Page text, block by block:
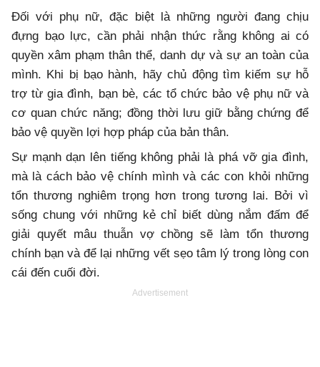
Đối với phụ nữ, đặc biệt là những người đang chịu
đựng bạo lực, cần phải nhận thức rằng không ai có
quyền xâm phạm thân thể, danh dự và sự an toàn của
mình. Khi bị bạo hành, hãy chủ động tìm kiếm sự hỗ
trợ từ gia đình, bạn bè, các tổ chức bảo vệ phụ nữ và
cơ quan chức năng; đồng thời lưu giữ bằng chứng để
bảo vệ quyền lợi hợp pháp của bản thân.
Sự mạnh dạn lên tiếng không phải là phá vỡ gia đình,
mà là cách bảo vệ chính mình và các con khỏi những
tổn thương nghiêm trọng hơn trong tương lai. Bởi vì
sống chung với những kẻ chỉ biết dùng nắm đấm để
giải quyết mâu thuẫn vợ chồng sẽ làm tổn thương
chính bạn và để lại những vết sẹo tâm lý trong lòng con
cái đến cuối đời.
Advertisement